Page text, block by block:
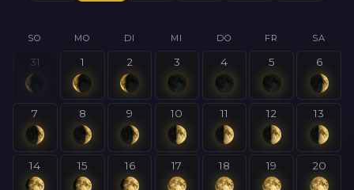
SO MO DI MI DO FR SA
31 1 2 3 4 5 6
7 8 9 10 11 12 13
14 15 16 17 18 19 20